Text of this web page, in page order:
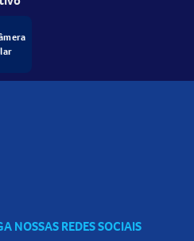
NOSSAS REDES SOCIAIS